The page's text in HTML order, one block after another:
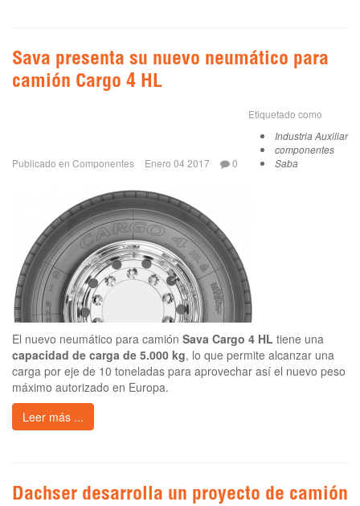
Sava presenta su nuevo neumático para
camión Cargo 4 HL
Publicado en Componentes Enero 04 2017 0
Etiquetado como
Industria Auxiliar
componentes
Saba
El nuevo neumático para camión Sava Cargo 4 HL tiene una
capacidad de carga de 5.000 kg, lo que permite alcanzar una
carga por eje de 10 toneladas para aprovechar así el nuevo peso
máximo autorizado en Europa.
Leer más ...
Dachser desarrolla un proyecto de camión